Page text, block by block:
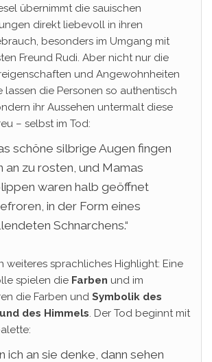
übernimmt die sauischen
direkt liebevoll in ihren
besonders im Umgang mit
Freund Rudi. Aber nicht nur die
und Angewohnheiten
lassen die Personen so authentisch
ihr Aussehen untermalt diese
– selbst im Tod:
schöne silbrige Augen fingen
an zu rosten, und Mamas
waren halb geöffnet
in der Form eines
Schnarchens.“
weiteres sprachliches Highlight: Eine
spielen die Farben und im
die Farben und Symbolik des
des Himmels. Der Tod beginnt mit
ich an sie denke, dann sehen